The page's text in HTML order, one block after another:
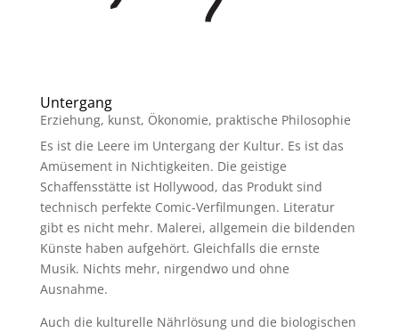
Untergang
Erziehung, kunst, Ökonomie, praktische Philosophie
Es ist die Leere im Untergang der Kultur. Es ist das
Amüsement in Nichtigkeiten. Die geistige
Schaffensstätte ist Hollywood, das Produkt sind
technisch perfekte Comic-Verfilmungen. Literatur
gibt es nicht mehr. Malerei, allgemein die bildenden
Künste haben aufgehört. Gleichfalls die ernste
Musik. Nichts mehr, nirgendwo und ohne
Ausnahme.
Auch die kulturelle Nährlösung und die biologischen